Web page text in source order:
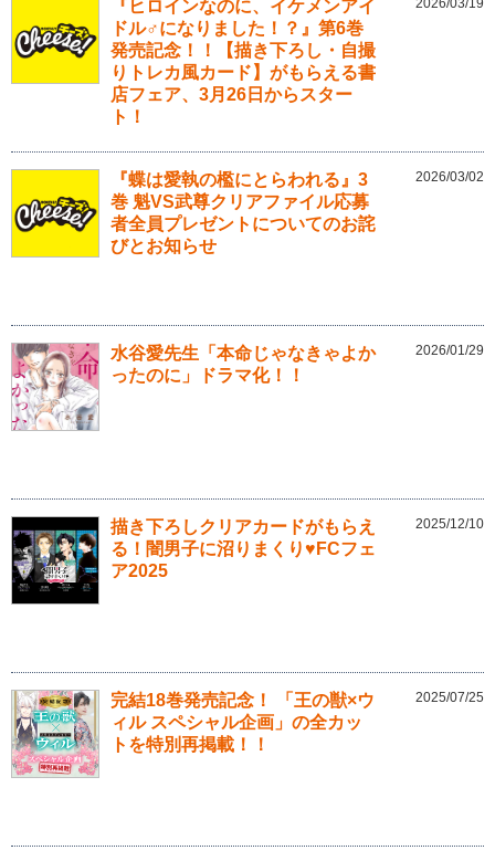
『ヒロインなのに、イケメンアイ
ドル♂になりました！？』第6巻
発売記念！！【描き下ろし・自撮
りトレカ風カード】がもらえる書
店フェア、3月26日からスター
ト！
『蝶は愛執の檻にとらわれる』3
巻 魁VS武尊クリアファイル応募
者全員プレゼントについてのお詫
びとお知らせ
2026/03/02
水谷愛先生「本命じゃなきゃよか
ったのに」ドラマ化！！
2026/01/29
描き下ろしクリアカードがもらえ
る！闇男子に沼りまくり♥FCフェ
ア2025
2025/12/10
完結18巻発売記念！ 「王の獣×ウ
ィル スペシャル企画」の全カッ
トを特別再掲載！！
2025/07/25